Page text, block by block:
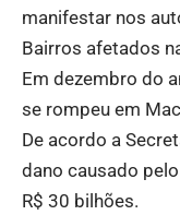
manifestar nos
Bairros afetados
Em dezembro do
se rompeu em
De acordo a
dano causado
R$ 30 bilhões.